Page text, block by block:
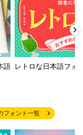
語
レトロな日本語フォ
フォント一覧